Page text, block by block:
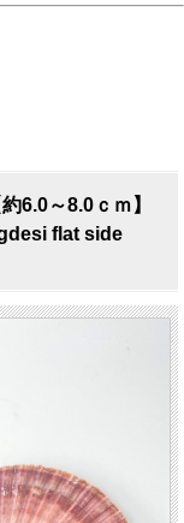
6.0～8.0ｃｍ】
flat side